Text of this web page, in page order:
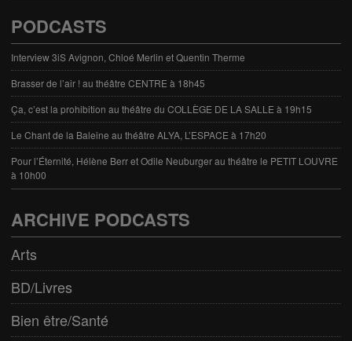
PODCASTS
Interview 3iS Avignon, Chloé Merlin et Quentin Therme
Brasser de l’air ! au théâtre CENTRE à 18h45
Ça, c’est la prohibition au théâtre du COLLÈGE DE LA SALLE à 19h15
Le Chant de la Baleine au théâtre ALYA, L’ESPACE à 17h20
Pour l’Éternité, Hélène Berr et Odile Neuburger au théâtre le PETIT LOUVRE
à 10h00
ARCHIVE PODCASTS
Arts
BD/Livres
Bien être/Santé